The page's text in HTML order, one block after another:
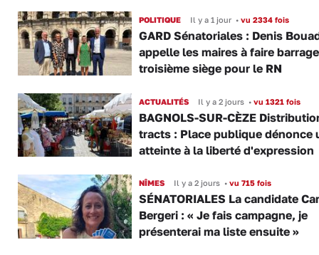
POLITIQUE Il y a 1 jour •vu 2334 fois
GARD Sénatoriales : Denis
appelle les maires à faire
troisième siège pour le RN
ACTUALITÉS Il y a 2 jours •vu 1321 fois
BAGNOLS-SUR-CÈZE
tracts : Place publique dénonce
atteinte à la liberté d'expression
NÎMES Il y a 2 jours •vu 715 fois
SÉNATORIALES La candidate
Bergeri : « Je fais campagne, je
présenterai ma liste ensuite »